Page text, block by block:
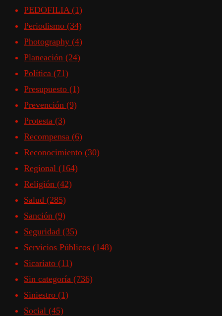
PEDOFILIA (1)
Periodismo (34)
Photography (4)
Planeación (24)
Política (71)
Presupuesto (1)
Prevención (9)
Protesta (3)
Recompensa (6)
Reconocimiento (30)
Regional (164)
Religión (42)
Salud (285)
Sanción (9)
Seguridad (35)
Servicios Públicos (148)
Sicariato (11)
Sin categoría (736)
Siniestro (1)
Social (45)